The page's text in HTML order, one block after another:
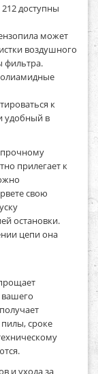
доступны
может
воздушного
фильтра.
к
удобный в
прочному
прилегает к
свою
остановки.
цепи она
вашего
сроке
и ухода за